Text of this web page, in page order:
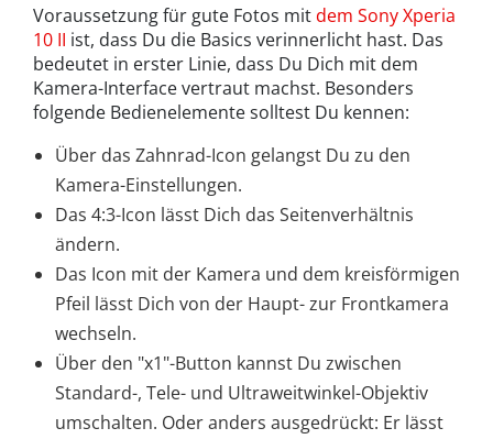
Voraussetzung für gute Fotos mitdem Sony Xperia
10 II ist, dass Du die Basics verinnerlicht hast. Das
bedeutet in erster Linie, dass Du Dich mit dem
Kamera-Interface vertraut machst. Besonders
folgende Bedienelemente solltest Du kennen:
Über das Zahnrad-Icon gelangst Du zu den
Kamera-Einstellungen.
Das 4:3-Icon lässt Dich das Seitenverhältnis
ändern.
Das Icon mit der Kamera und dem kreisförmigen
Pfeil lässt Dich von der Haupt- zur Frontkamera
wechseln.
Über den "x1"-Button kannst Du zwischen
Standard-, Tele- und Ultraweitwinkel-Objektiv
umschalten. Oder anders ausgedrückt: Er lässt